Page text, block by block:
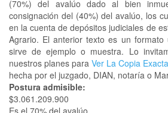
(70%) del avalúo dado al bien
consignación del (40%) del avalúo, los
en la cuenta de depósitos judiciales de
Agrario. El anterior texto es un formato
sirve de ejemplo o muestra. Lo
nuestros planes para Ver La Copia
hecha por el juzgado, DIAN, notaría o
Postura admisible:
$3.061.209.900
Es el 70% del avalúo.